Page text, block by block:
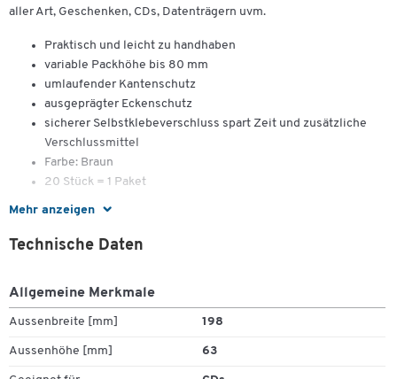
Mehr anzeigen
aller Art, Geschenken, CDs, Datenträgern uvm.
Praktisch und leicht zu handhaben
variable Packhöhe bis 80 mm
umlaufender Kantenschutz
ausgeprägter Eckenschutz
sicherer Selbstklebeverschluss spart Zeit und zusätzliche
Verschlussmittel
Farbe: Braun
20 Stück = 1 Paket
Grössen:
x -63 mm
DIN A5: Innenmass: 217 x 155 x -60 mm, Aussenmass: 271 x
165 x -75 mm
DIN A5+: Innenmass: 251 x 165 x -60 mm, Aussenmass: 299 x
Technische Daten
Allgemeine Merkmale
Aussenbreite [mm] 198
Aussenhöhe [mm] 63